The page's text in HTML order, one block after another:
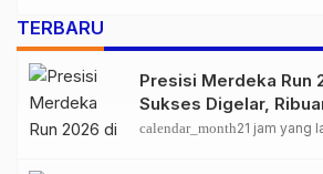
TERBARU
Presisi Merdeka Run
Sukses Digelar,
Ramaikan Event
calendar_month21 jam yang